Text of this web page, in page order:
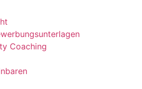
Coaching